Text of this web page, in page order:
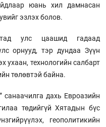
юань хил дамнасан
эзлэх болов.
улс цаашид гадаад
орнууд, тэр дундаа Зүүн
технологийн салбарт
төлөвтэй байна.
санаачилга дахь Евроазийн
төдийгүй Хятадын бүс
геополитикийн